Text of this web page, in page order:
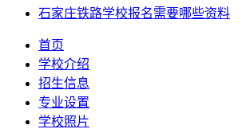
石家庄铁路学校报名需要哪些资料
首页
学校介绍
招生信息
专业设置
学校照片